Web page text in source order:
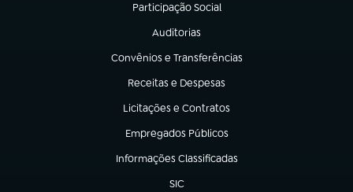
Participação Social
(abre em nova aba)
Auditorias
(abre em nova aba)
Convênios e Transferências
(abre em nova aba)
Receitas e Despesas
(abre em nova aba)
Licitações e Contratos
(abre em nova aba)
Empregados Públicos
(abre em nova aba)
Informações Classificadas
(abre em nova aba)
SIC
(abre em nova aba)